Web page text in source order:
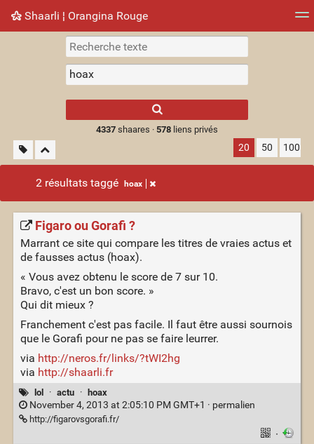
Shaarli ¦ Orangina Rouge
Nuage de tags Mur d'images
results.
4337shaares · 578liens privés
20 50 100
2 résultats taggé hoax
Figaro ou Gorafi ?
Marrant ce site qui compare les titres de vraies actus et
de fausses actus (hoax).
« Vous avez obtenu le score de 7 sur 10.
Bravo, c'est un bon score. »
Qui dit mieux ?
Franchement c'est pas facile. Il faut être aussi sournois
que le Gorafi pour ne pas se faire leurrer.
via http://neros.fr/links/?tWI2hg
via http://shaarli.fr
lol · actu · hoax
November 4, 2013 at 2:05:10 PM GMT+1 · permalien
http://figarovsgorafi.fr/
·